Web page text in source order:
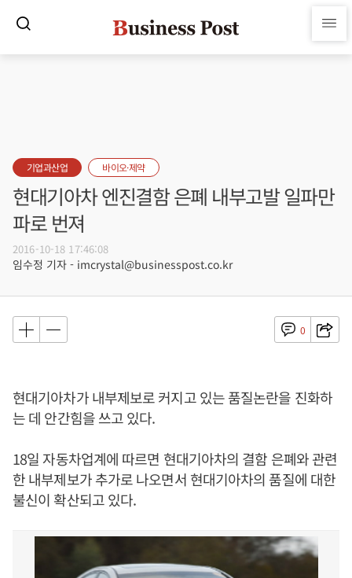
기업과산업 바이오·제약
현대기아차 엔진결함 은폐 내부고발 일파만
파로 번져
2016-10-18 17:46:08
임수정 기자 - imcrystal@businesspost.co.kr
0
현대기아차가 내부제보로 커지고 있는 품질논란을 진화하
는 데 안간힘을 쓰고 있다.
18일 자동차업계에 따르면 현대기아차의 결함 은폐와 관련
한 내부제보가 추가로 나오면서 현대기아차의 품질에 대한
불신이 확산되고 있다.